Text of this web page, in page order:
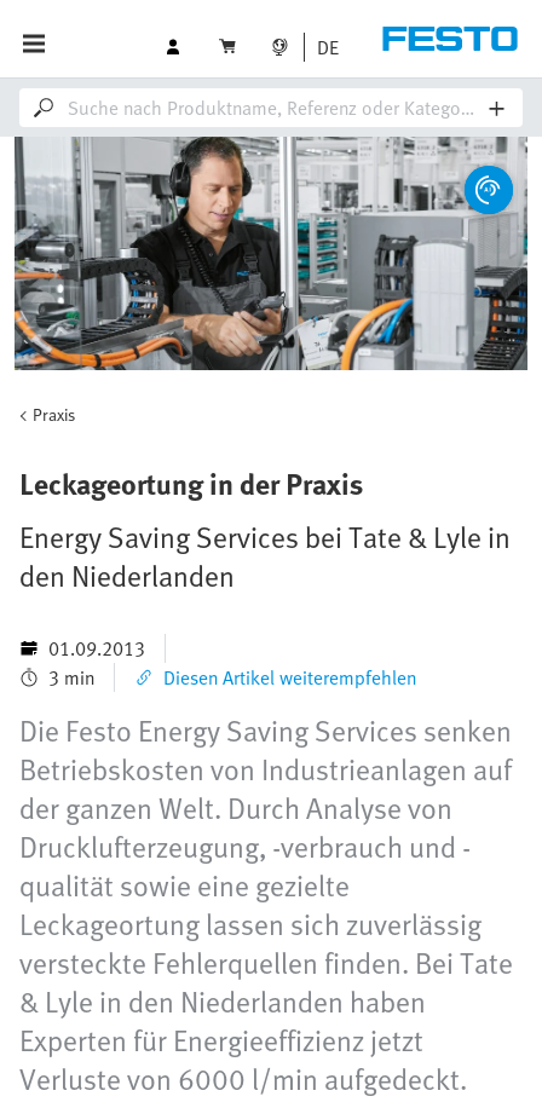
DE
Praxis
Leckageortung in der Praxis
Energy Saving Services bei Tate & Lyle in
den Niederlanden
01.09.2013
3 min
Diesen Artikel weiterempfehlen
Die Festo Energy Saving Services senken
Betriebskosten von Industrieanlagen auf
der ganzen Welt. Durch Analyse von
Drucklufterzeugung, -verbrauch und -
qualität sowie eine gezielte
Leckageortung lassen sich zuverlässig
versteckte Fehlerquellen finden. Bei Tate
& Lyle in den Niederlanden haben
Experten für Energieeffizienz jetzt
Verluste von 6000 l/min aufgedeckt.